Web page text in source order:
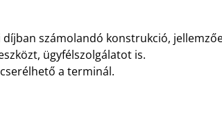
számolandó konstrukció,
ügyfélszolgálatot is.
a terminál.